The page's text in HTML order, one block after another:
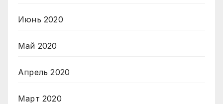
Июнь 2020
Май 2020
Апрель 2020
Март 2020